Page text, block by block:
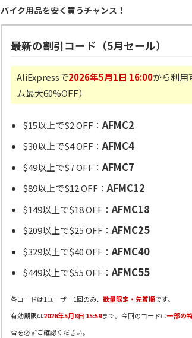
バイク用品を安く買うチャンス！
最新の割引コード（5月セール）
AliExpressで2026年5月1日 16:00から利用
ム最大60%OFF）
$15以上で$2 OFF： AFMC2
$30以上で$4 OFF：AFMC4
$49以上で$7 OFF： AFMC7
$89以上で$12 OFF：AFMC12
$149以上で$18 OFF： AFMC18
$209以上で$25 OFF：AFMC25
$329以上で$40 OFF： AFMC40
$449以上で$55 OFF：AFMC55
各コードは1ユーザー1回のみ、 数量限定・先着順です。
有効期限は2026年5月8日 15:59まで。今回のコードは一部の
否を必ずご確認ください。